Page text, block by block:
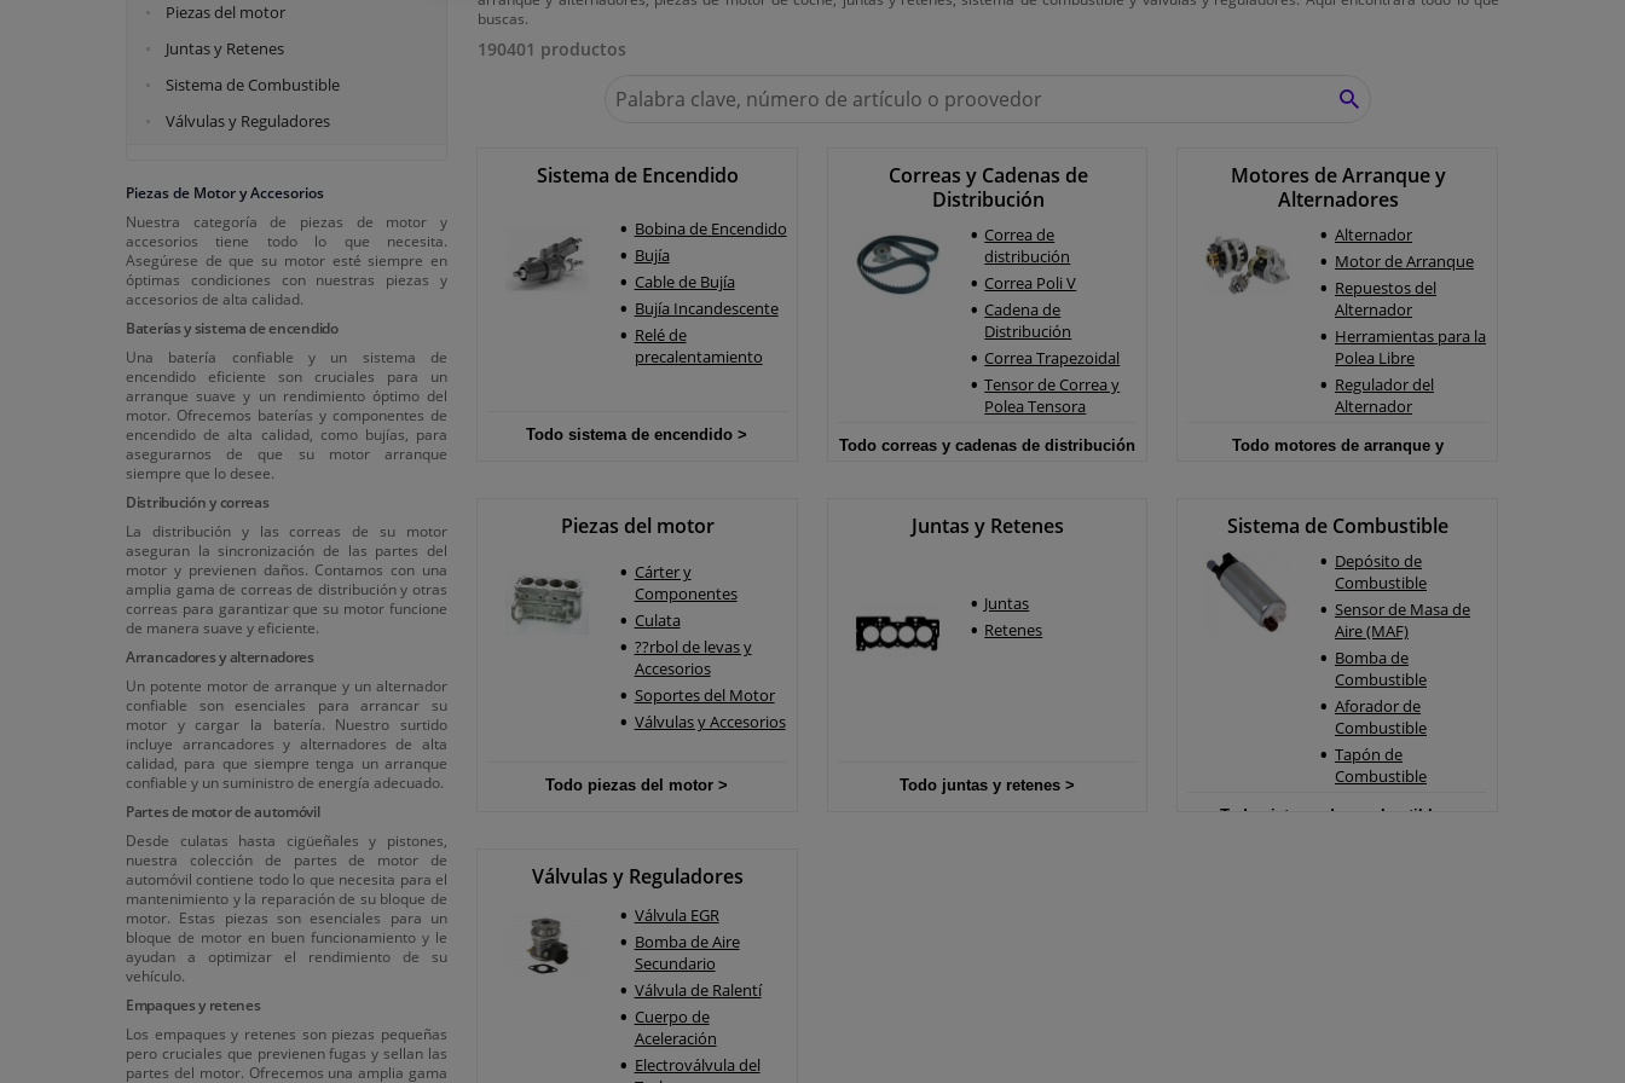
Piezas del motor
Juntas y Retenes
Sistema de Combustible
Válvulas y Reguladores
Piezas de Motor y Accesorios
Nuestra categoría de piezas de motor y
accesorios tiene todo lo que necesita.
Asegúrese de que su motor esté siempre en
óptimas condiciones con nuestras piezas y
accesorios de alta calidad.
Baterías y sistema de encendido
Una batería confiable y un sistema de
encendido eficiente son cruciales para un
arranque suave y un rendimiento óptimo del
motor. Ofrecemos baterías y componentes de
encendido de alta calidad, como bujías, para
asegurarnos de que su motor arranque
siempre que lo desee.
Distribución y correas
La distribución y las correas de su motor
aseguran la sincronización de las partes del
motor y previenen daños. Contamos con una
amplia gama de correas de distribución y otras
correas para garantizar que su motor funcione
de manera suave y eficiente.
Arrancadores y alternadores
Un potente motor de arranque y un alternador
confiable son esenciales para arrancar su
motor y cargar la batería. Nuestro surtido
incluye arrancadores y alternadores de alta
calidad, para que siempre tenga un arranque
confiable y un suministro de energía adecuado.
Partes de motor de automóvil
Desde culatas hasta cigüeñales y pistones,
nuestra colección de partes de motor de
automóvil contiene todo lo que necesita para el
mantenimiento y la reparación de su bloque de
motor. Estas piezas son esenciales para un
bloque de motor en buen funcionamiento y le
ayudan a optimizar el rendimiento de su
vehículo.
Empaques y retenes
Los empaques y retenes son piezas pequeñas
pero cruciales que previenen fugas y sellan las
partes del motor. Ofrecemos una amplia gama
buscas.
190401 productos
en
BUSCAR
Sistema de Encendido
Bobina de Encendido
Bujía
Cable de Bujía
Bujía Incandescente
Relé de
precalentamiento
Todo sistema de encendido >
Correas y Cadenas de
Distribución
Correa de
distribución
Correa Poli V
Cadena de
Distribución
Correa Trapezoidal
Tensor de Correa y
Polea Tensora
Todo correas y cadenas de distribución
Motores de Arranque y
Alternadores
Alternador
Motor de Arranque
Repuestos del
Alternador
Herramientas para la
Polea Libre
Regulador del
Alternador
Todo motores de arranque y
Piezas del motor
Cárter y
Componentes
Culata
??rbol de levas y
Accesorios
Soportes del Motor
Válvulas y Accesorios
Todo piezas del motor >
Juntas y Retenes
Juntas
Retenes
Todo juntas y retenes >
Sistema de Combustible
Depósito de
Combustible
Sensor de Masa de
Aire (MAF)
Bomba de
Combustible
Aforador de
Combustible
Tapón de
Combustible
Todo sistema de combustible >
Válvulas y Reguladores
Válvula EGR
Bomba de Aire
Secundario
Válvula de Ralentí
Cuerpo de
Aceleración
Electroválvula del